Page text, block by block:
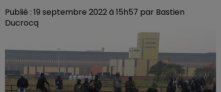
Publié : 19 septembre 2022 à 15h57 par Bastien
Ducrocq